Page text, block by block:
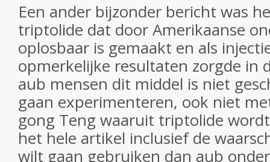
Een ander bijzonder bericht was
triptolide dat door Amerikaanse
oplosbaar is gemaakt en als
opmerkelijke resultaten zorgde in
aub mensen dit middel is niet
gaan experimenteren, ook niet
gong Teng waaruit triptolide
het hele artikel inclusief de
wilt gaan gebruiken dan aub